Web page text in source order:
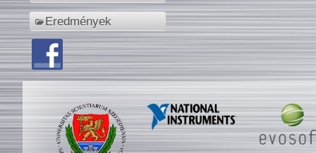
Eredmények